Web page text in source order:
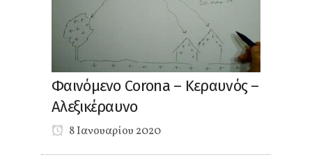
Φαινόμενο Corona – Κεραυνός –
Αλεξικέραυνο
8 Ιανουαρίου 2020